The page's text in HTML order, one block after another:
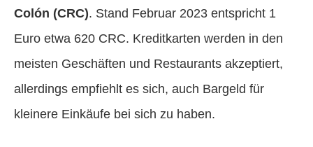
Colón (CRC). Stand Februar 2023 entspricht 1
Euro etwa 620 CRC. Kreditkarten werden in den
meisten Geschäften und Restaurants akzeptiert,
allerdings empfiehlt es sich, auch Bargeld für
kleinere Einkäufe bei sich zu haben.